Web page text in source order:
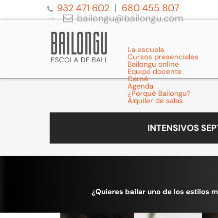
932 471 602
680 455 807
bailongu@bailongu.com
La escuela
Cursos presenciales
Bailongu online
Equipo docente
Carné
Agenda
¿Porqué Bailongu?
Alquiler de salas
INTENSIVOS
¿Quieres bailar uno de los estilos